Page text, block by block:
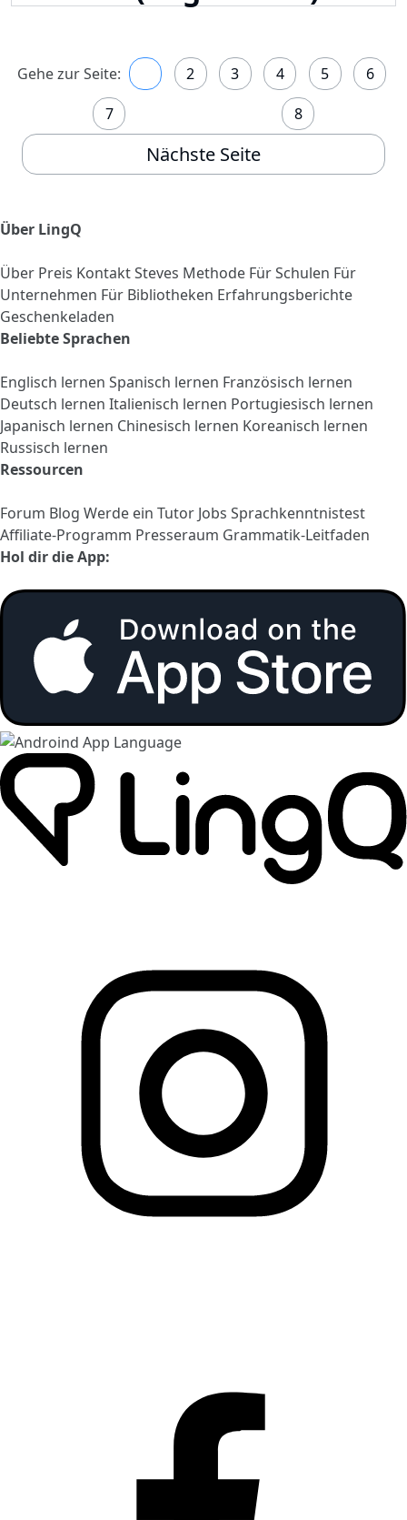
Gehe zur Seite: 2 3 4 5
6
7
8
Nächste Seite
Über LingQ
Über Preis KontaktSteves Methode Für Schulen Für
Unternehmen Für Bibliotheken Erfahrungsberichte
Geschenkeladen
Beliebte Sprachen
Englisch lernen Spanisch lernen Französisch lernen
Deutsch lernen Italienisch lernen Portugiesisch lernen
Japanisch lernen Chinesisch lernen Koreanisch lernen
Russisch lernen
Ressourcen
Forum Blog Werde ein Tutor Jobs Sprachkenntnistest
Affiliate-Programm Presseraum Grammatik-Leitfaden
Hol dir die App: